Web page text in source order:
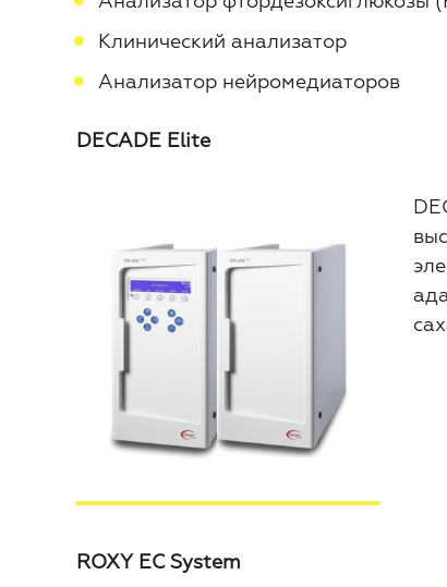
Клинический анализатор
Анализатор нейромедиаторов
DECADE Elite
ROXY EC System